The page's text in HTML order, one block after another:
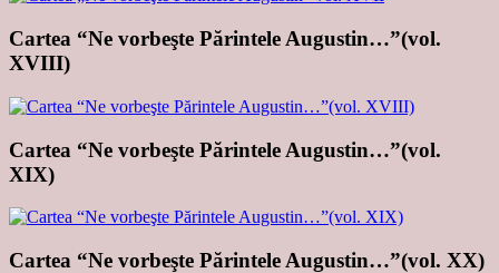
Cartea “Ne vorbeşte Părintele Augustin…”(vol.
XVIII)
Cartea “Ne vorbeşte Părintele Augustin…”(vol.
XIX)
Cartea “Ne vorbeşte Părintele Augustin…”(vol. XX)